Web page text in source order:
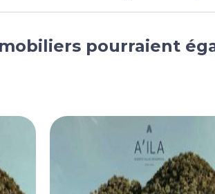
à
pourraient